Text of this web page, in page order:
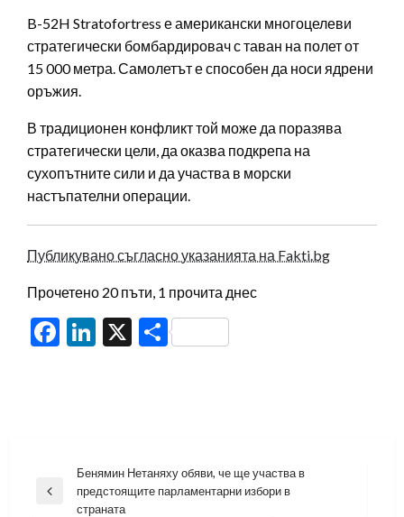
B-52H Stratofortress е американски многоцелеви
стратегически бомбардировач с таван на полет от
15 000 метра. Самолетът е способен да носи ядрени
оръжия.
В традиционен конфликт той може да поразява
стратегически цели, да оказва подкрепа на
сухопътните сили и да участва в морски
настъпателни операции.
Публикувано съгласно указанията на Fakti.bg
Прочетено 20 пъти, 1 прочита днес
Facebook
LinkedIn
X Share
Навигация
Previous
Бенямин Нетаняху обяви, че ще участва в
предстоящите парламентарни избори в
страната